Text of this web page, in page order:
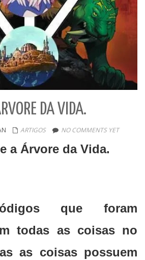
DA VIDA.
ARTIGOS NO COMMENTS YET
a Árvore da Vida.
que foram
todas as coisas no
as coisas possuem